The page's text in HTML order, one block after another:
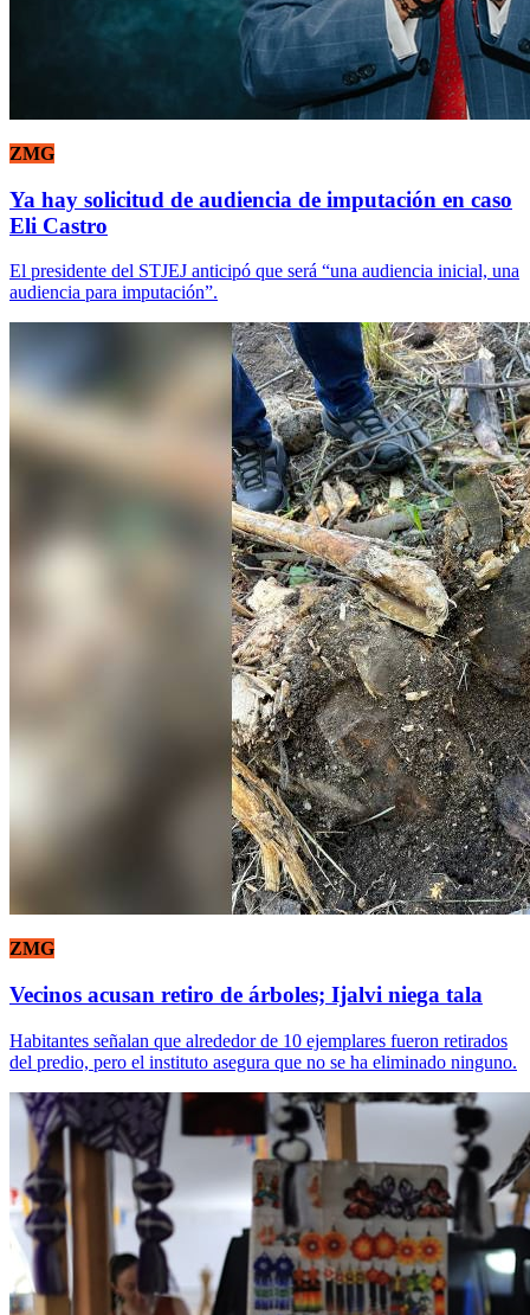
ZMG
Ya hay solicitud de audiencia de imputación en caso
Eli Castro
El presidente del STJEJ anticipó que será “una audiencia inicial, una
audiencia para imputación”.
ZMG
Vecinos acusan retiro de árboles; Ijalvi niega tala
Habitantes señalan que alrededor de 10 ejemplares fueron retirados
del predio, pero el instituto asegura que no se ha eliminado ninguno.